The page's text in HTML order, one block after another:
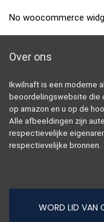
No woocommerce
Over ons
Ikwilnaft is een moderne
beoordelingswebsite die
op amazon en u op de
Alle afbeeldingen zijn
respectievelijke
respectievelijke bronnen.
WORD LID VAN